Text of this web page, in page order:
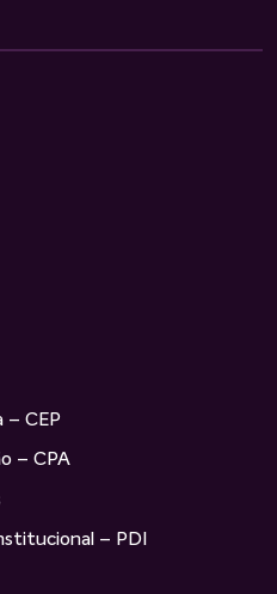
– CEP
– CPA
– PDI